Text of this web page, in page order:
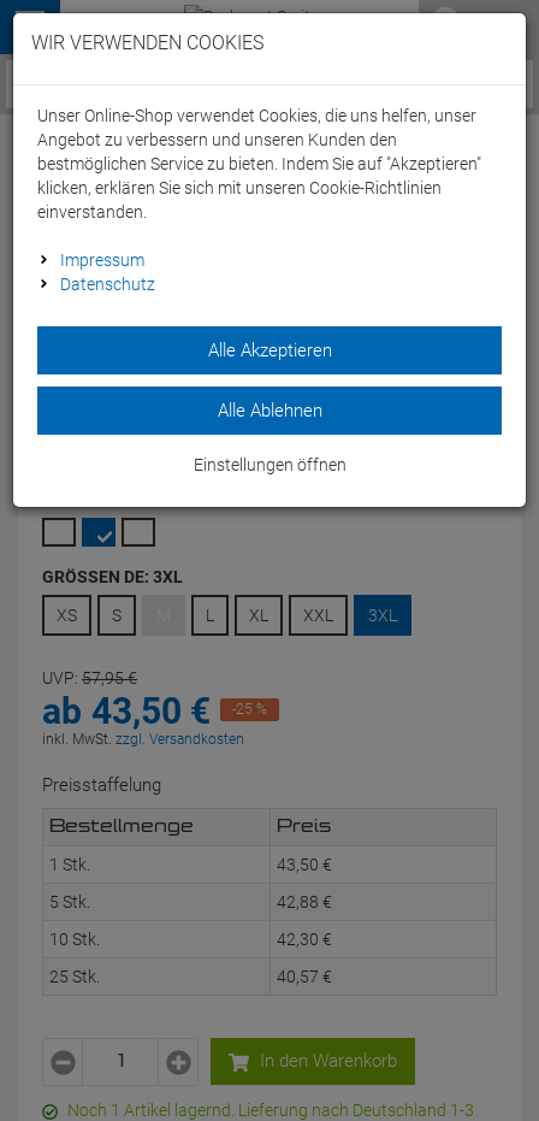
Menü
Service / Hilfe
Arena Team Line Unisex Jogginghose
004908 - 3XL navy
Herstellernummer: 004908
Die Arena Team Line Unisex Pant Jogginghose ist eine
GRÖSSEN DE: 3XL
XS
S L XL XXL 3XL
UVP: 57,95€
ab 43,50 €
-25 %
inkl. MwSt. zzgl. Versandkosten
Preisstaffelung
Bestellmenge Preis
1 Stk. 43, 50 €
5 Stk.
42, 88 €
10 Stk.
42, 30 €
25 Stk.
40, 57 €
In den Warenkorb
Noch 1 Artikel lagernd. Lieferung nach Deutschland 1-3
WIR VERWENDEN COOKIES
Unser Online-Shop verwendet Cookies, die uns helfen, unser
Angebot zu verbessern und unseren Kunden den
bestmöglichen Service zu bieten. Indem Sie auf "Akzeptieren"
klicken, erklären Sie sich mit unseren Cookie-Richtlinien
einverstanden.
Impressum
Datenschutz
Alle Akzeptieren
Alle Ablehnen
Einstellungen öffnen